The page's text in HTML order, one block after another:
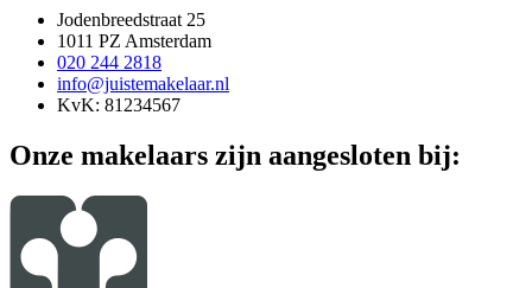
Jodenbreedstraat 25
1011 PZ Amsterdam
020 244 2818
info@juistemakelaar.nl
KvK: 81234567
Onze makelaars zijn aangesloten bij: